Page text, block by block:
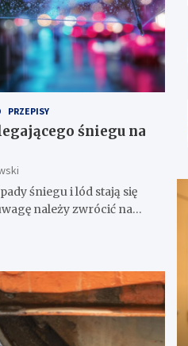
PRZEPISY
śniegu na
śniegu i lód stają się
należy zwrócić na…